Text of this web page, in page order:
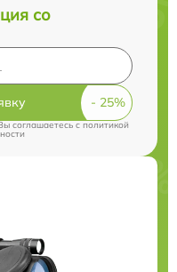
со
соглашаетесь cполитикой